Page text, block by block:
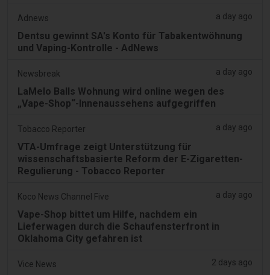
Adnews a day ago
Dentsu gewinnt SA's Konto für Tabakentwöhnung
und Vaping-Kontrolle - AdNews
Newsbreak a day ago
LaMelo Balls Wohnung wird online wegen des
„Vape-Shop“-Innenaussehens aufgegriffen
Tobacco Reporter a day ago
VTA-Umfrage zeigt Unterstützung für
wissenschaftsbasierte Reform der E-Zigaretten-
Regulierung - Tobacco Reporter
Koco News Channel Five a day ago
Vape-Shop bittet um Hilfe, nachdem ein
Lieferwagen durch die Schaufensterfront in
Oklahoma City gefahren ist
Vice News 2 days ago